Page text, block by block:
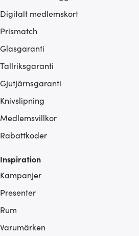
Digitalt medlemskort
Prismatch
Glasgaranti
Tallriksgaranti
Gjutjärnsgaranti
Knivslipning
Medlemsvillkor
Rabattkoder
Inspiration
Kampanjer
Presenter
Rum
Varumärken